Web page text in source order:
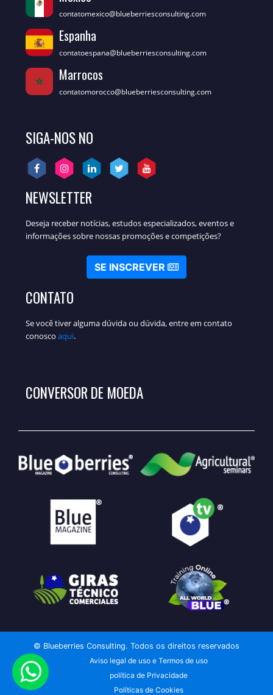
contatomexico@blueberriesconsulting.com
Espanha
contatoespana@blueberriesconsulting.com
Marrocos
contatomorocco@blueberriesconsulting.com
SIGA-NOS NO
NEWSLETTER
Deseja receber notícias, estudos especializados, eventos e
informações sobre nossas promoções e competições?
SE INSCREVER
CONTATO
Se você tiver alguma dúvida ou dúvida, entre em contato
conosco aqui.
CONVERSOR DE MOEDA
© Blueberries Consulting. Todos os direitos reservados
Aviso legal de uso e Termos de uso
política de Privacidade
Políticas de Cookies